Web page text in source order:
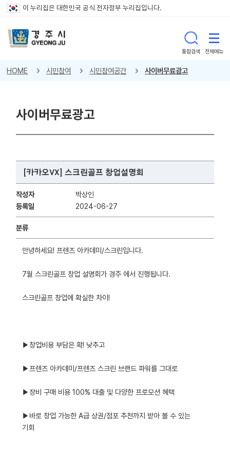
이 누리집은 대한민국 공식 전자정부 누리집입니다.
통합검색 전체메뉴
HOME 시민참여 시민참여공간 사이버무료광고
사이버무료광고
[카카오VX] 스크린골프 창업설명회
작성자
박상인
등록일
2024-06-27
분류
안녕하세요! 프렌즈 아카데미/스크린입니다.
7월 스크린골프 창업 설명회가 경주 에서 진행됩니다.
스크린골프 창업에 확실한 차이!
▶창업비용 부담은 확! 낮추고
▶프렌즈 아카데미/프렌즈 스크린 브랜드 파워를 그대로
▶장비 구매 비용 100% 대출 및 다양한 프로모션 혜택
▶바로 창업 가능한 A급 상권/점포 추천까지 받아 볼 수 있는
기회